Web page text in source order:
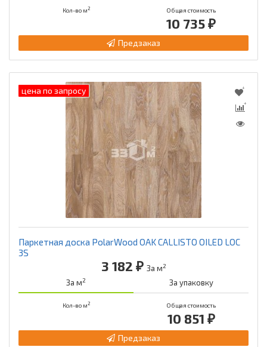
Кол-во м2 Общая стоимость
10 735 ₽
Предзаказ
цена по запросу
Паркетная доска PolarWood OAK CALLISTO OILED LOC
3S
3 182 ₽ За м2
За м2 За упаковку
Кол-во м2 Общая стоимость
10 851 ₽
Предзаказ